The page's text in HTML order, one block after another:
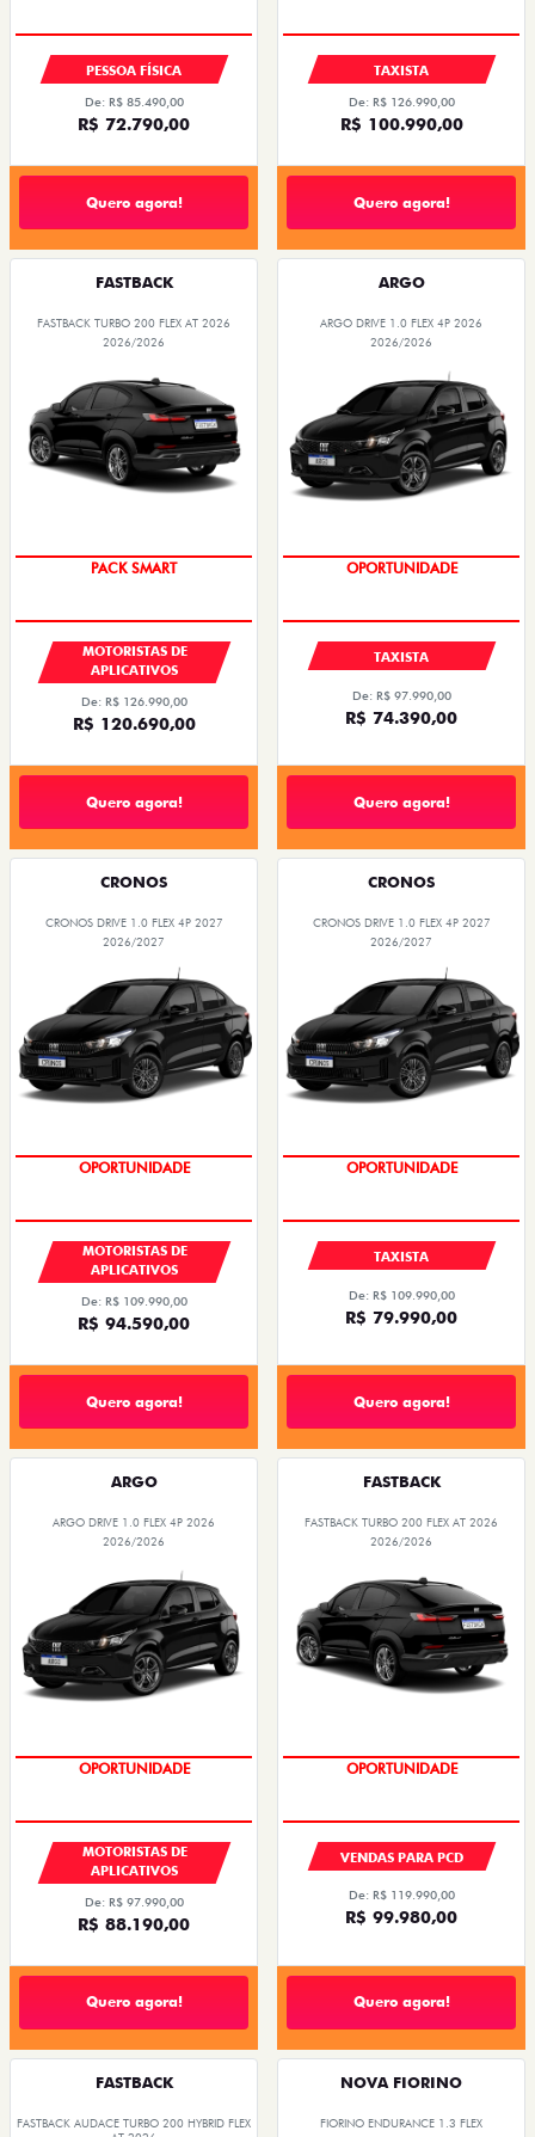
PESSOA FÍSICA
De: R$ 85.490,00
R$ 72.790,00
Quero agora!
TAXISTA
De: R$ 126.990,00
R$ 100.990,00
Quero agora!
FASTBACK
FASTBACK TURBO 200 FLEX AT 2026
2026/2026
PACK SMART
MOTORISTAS DE
APLICATIVOS
De: R$ 126.990,00
R$ 120.690,00
Quero agora!
ARGO
ARGO DRIVE 1.0 FLEX 4P 2026
2026/2026
OPORTUNIDADE
TAXISTA
De: R$ 97.990,00
R$ 74.390,00
Quero agora!
CRONOS
CRONOS DRIVE 1.0 FLEX 4P 2027
2026/2027
OPORTUNIDADE
MOTORISTAS DE
APLICATIVOS
De: R$ 109.990,00
R$ 94.590,00
Quero agora!
CRONOS
CRONOS DRIVE 1.0 FLEX 4P 2027
2026/2027
OPORTUNIDADE
TAXISTA
De: R$ 109.990,00
R$ 79.990,00
Quero agora!
ARGO
ARGO DRIVE 1.0 FLEX 4P 2026
2026/2026
OPORTUNIDADE
MOTORISTAS DE
APLICATIVOS
De: R$ 97.990,00
R$ 88.190,00
Quero agora!
FASTBACK
FASTBACK TURBO 200 FLEX AT 2026
2026/2026
OPORTUNIDADE
VENDAS PARA PCD
De: R$ 119.990,00
R$ 99.980,00
Quero agora!
FASTBACK
FASTBACK AUDACE TURBO 200 HYBRID FLEX
NOVA FIORINO
FIORINO ENDURANCE 1.3 FLEX